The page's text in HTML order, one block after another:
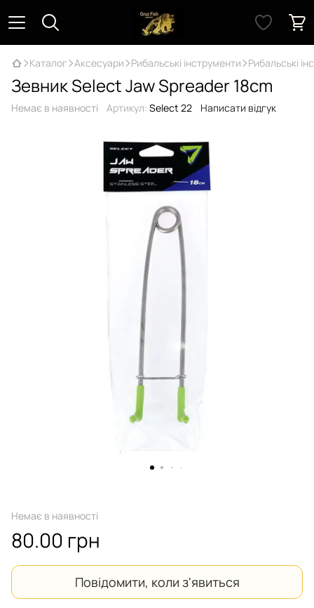
Каталог Аксесуари Рибальські інструменти Рибальські
Зевник Select Jaw Spreader 18cm
Немає в наявності Артикул: Select 22 Написати відгук
Немає в наявності
80.00 грн
Повідомити, коли з'явиться